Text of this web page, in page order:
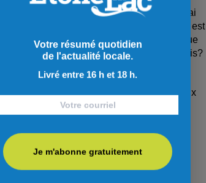
et du gardien Raphael Précourt, je n’ai
complémentaires chez les bleus, mais où est
sur l’avantage numérique? Est-ce que
prometteur qu’on voyait en lui il y a 10 mois?
de nos deux directeurs généraux. À eux
Votre résumé quotidien
de l'actualité locale.
Livré entre 16 h et 18 h.
Je m'abonne gratuitement